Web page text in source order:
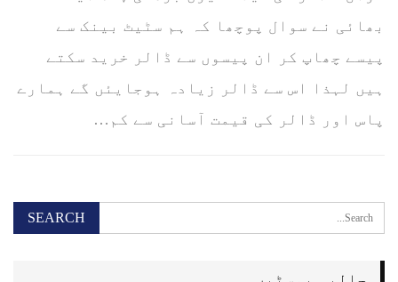
بھائی نے سوال پوچھا کہ ہم سٹیٹ بینک سے
پیسے چھاپ کر ان پیسوں سے ڈالر خرید سکتے
ہیں لہذا اس سے ڈالر زیادہ ہوجایئں گے ہمارے
پاس اور ڈالر کی قیمت آسانی سے کم…